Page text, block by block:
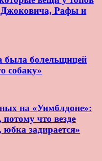
Джоковича, Рафы и
была болельщицей
собаку»
на «Уимблдоне»:
что везде
задирается»